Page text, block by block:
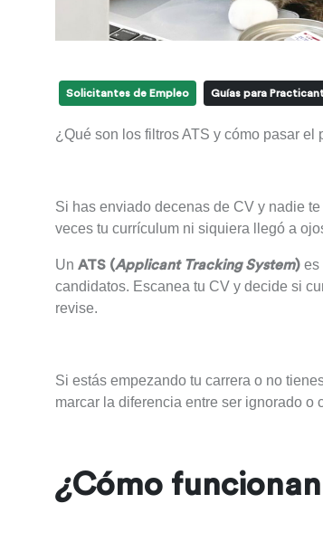
Solicitantes de Empleo Guías para
¿Qué son los filtros ATS y cómo pasar
Si has enviado decenas de CV y nadie
veces tu currículum ni siquiera llegó a
Un ATS (Applicant Tracking System) es
candidatos. Escanea tu CV y decide si
revise.
Si estás empezando tu carrera o no
marcar la diferencia entre ser ignorado o
¿Cómo